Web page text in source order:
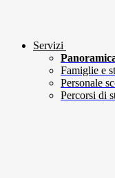
Servizi
Famiglie e
Personale
Percorsi di